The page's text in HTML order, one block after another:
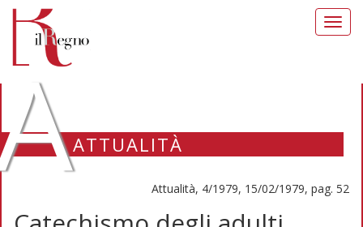
ATTUALITÀ
Attualità, 4/1979, 15/02/1979, pag. 52